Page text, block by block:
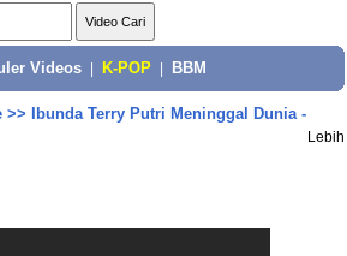
Videos K-POP BBM
>>
Ibunda Terry Putri Meninggal Dunia -
Lebih